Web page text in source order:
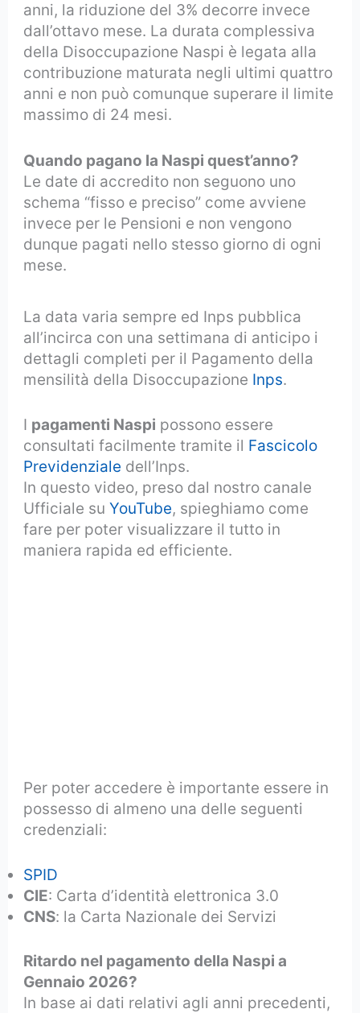
anni, la riduzione del 3% decorre invece
dall’ottavo mese. La durata complessiva
della Disoccupazione Naspi è legata alla
contribuzione maturata negli ultimi quattro
anni e non può comunque superare il limite
massimo di 24 mesi.
Quando pagano la Naspi quest’anno?
Le date di accredito non seguono uno
schema “fisso e preciso” come avviene
invece per le Pensioni e non vengono
dunque pagati nello stesso giorno di ogni
mese.
La data varia sempre ed Inps pubblica
all’incirca con una settimana di anticipo i
dettagli completi per il Pagamento della
mensilità della Disoccupazione Inps.
I pagamenti Naspi possono essere
consultati facilmente tramite il Fascicolo
Previdenziale dell’Inps.
In questo video, preso dal nostro canale
Ufficiale suYouTube, spieghiamo come
fare per poter visualizzare il tutto in
maniera rapida ed efficiente.
Per poter accedere è importante essere in
possesso di almeno una delle seguenti
credenziali:
SPID
CIE: Carta d’identità elettronica 3.0
CNS: la Carta Nazionale dei Servizi
Ritardo nel pagamento della Naspi a
Gennaio 2026?
In base ai dati relativi agli anni precedenti,